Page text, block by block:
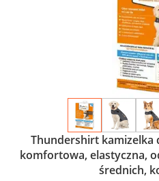
Thundershirt kamizelka
komfortowa, elastyczna,
średnich,